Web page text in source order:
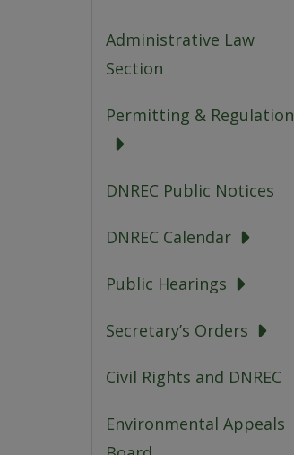
Administrative Law
Section
Permitting & Regulation
DNREC Public Notices
DNREC Calendar
Public Hearings
Secretary’s Orders
Civil Rights and DNREC
Environmental Appeals